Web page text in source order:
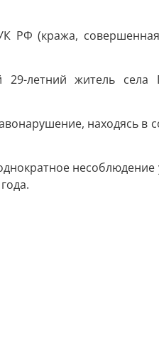
РФ (кража,
летний житель села
находясь в